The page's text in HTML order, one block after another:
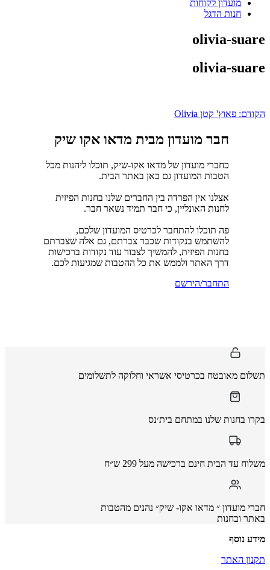
מועדון לקוחות
חנות הדגל
olivia-suare
olivia-suare
ניווט
הקודם: פאוץ' קטן Olivia
חבר מועדון מבית מדאו אקו שיק
כחברי מועדון של מדאו אקו-שיק, תוכלו ליהנות מכל
הטבות המועדון גם כאן באתר הבית.
אצלנו אין הפרדה בין החברים שלנו בחנות הפיזית
לחנות האונליין, כי חבר תמיד נשאר חבר.
פה תוכלו להתחבר לכרטיס המועדון שלכם,
להשתמש בנקודות שכבר צברתם, גם אלה שצברתם
בחנות הפיזית, להמשיך לצבור עוד נקודות ברכישות
דרך האתר ולממש את כל ההטבות שמגיעות לכם.
התחבר/הירשם
תשלום מאובטח בכרטיסי אשראי וחלוקה לתשלומים
בקרו בחנות שלנו במתחם בית׳נס
משלוח עד הבית חינם ברכישה מעל 299 ש״ח
חברי מועדון ״ מדאו אקו- שיק״ נהנים מהטבות
באתר ובחנות
מידע נוסף
תקנון האתר